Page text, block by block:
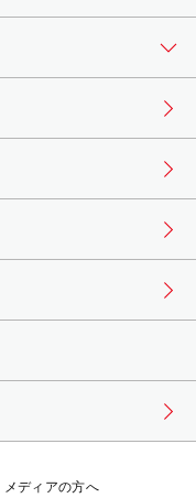
メディアの方へ